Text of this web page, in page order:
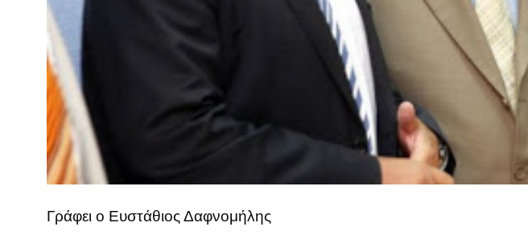
Γράφει ο Ευστάθιος Δαφνομήλης